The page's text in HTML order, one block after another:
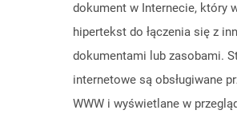
dokument w Internecie, który
hipertekst do łączenia się z
dokumentami lub zasobami.
internetowe są obsługiwane
WWW i wyświetlane w